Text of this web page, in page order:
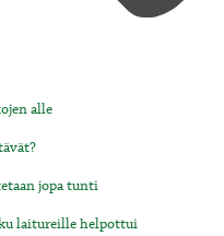
alle
jopa tunti
laitureille helpottui